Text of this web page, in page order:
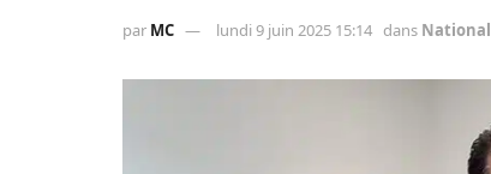
par MC lundi 9 juin 2025 15:14 dans National